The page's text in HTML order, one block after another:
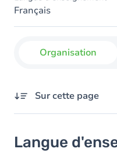
Français
Organisation
Sur cette page
Langue